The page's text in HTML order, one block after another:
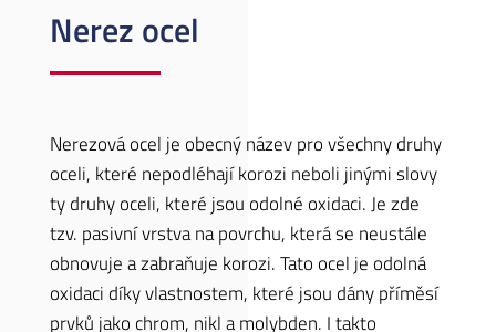
Nerez ocel
Nerezová ocel je obecný název pro všechny druhy
oceli, které nepodléhají korozi neboli jinými slovy
ty druhy oceli, které jsou odolné oxidaci. Je zde
tzv. pasivní vrstva na povrchu, která se neustále
obnovuje a zabraňuje korozi. Tato ocel je odolná
oxidaci díky vlastnostem, které jsou dány příměsí
prvků jako chrom, nikl a molybden. I takto